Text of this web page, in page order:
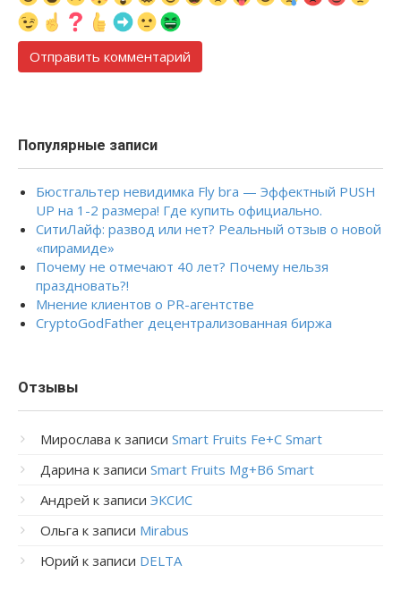
Популярные записи
Бюстгальтер невидимка Fly bra — Эффектный PUSH
UP на 1-2 размера! Где купить официально.
СитиЛайф: развод или нет? Реальный отзыв о новой
«пирамиде»
Почему не отмечают 40 лет? Почему нельзя
праздновать?!
Мнение клиентов о PR-агентстве
CryptoGodFather децентрализованная биржа
Отзывы
Мирослава к записи Smart Fruits Fe+C Smart
Дарина к записи Smart Fruits Mg+B6 Smart
Андрей к записи ЭКСИС
Ольга к записи Mirabus
Юрий к записи DELTA